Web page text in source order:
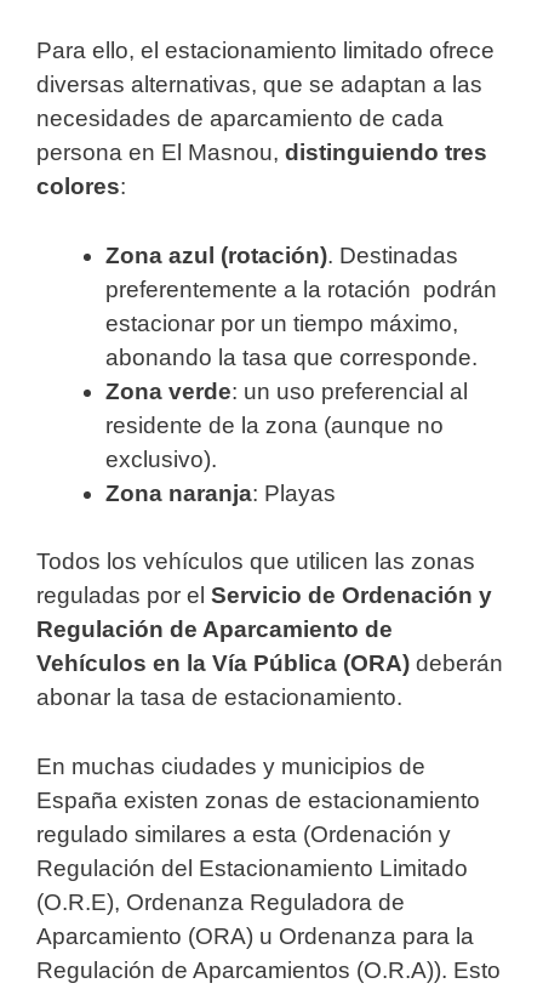
Para ello, el estacionamiento limitado ofrece
diversas alternativas, que se adaptan a las
necesidades de aparcamiento de cada
persona en El Masnou, distinguiendo tres
colores:
Zona azul (rotación). Destinadas
preferentemente a la rotación podrán
estacionar por un tiempo máximo,
abonando la tasa que corresponde.
Zona verde: un uso preferencial al
residente de la zona (aunque no
exclusivo).
Zona naranja: Playas
Todos los vehículos que utilicen las zonas
reguladas por el Servicio de Ordenación y
Regulación de Aparcamiento de
Vehículos en la Vía Pública (ORA) deberán
abonar la tasa de estacionamiento.
En muchas ciudades y municipios de
España existen zonas de estacionamiento
regulado similares a esta (Ordenación y
Regulación del Estacionamiento Limitado
(O.R.E), Ordenanza Reguladora de
Aparcamiento (ORA) u Ordenanza para la
Regulación de Aparcamientos (O.R.A)). Esto